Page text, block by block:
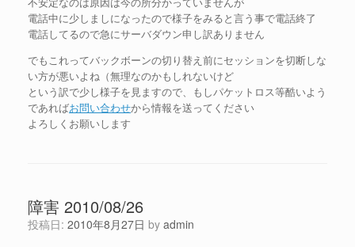
電話中に少しましになったので様子をみると言う事で電話終了
電話してるので急にサーバダウン申し訳ありません
でもこれってバックボーンの切り替え前にセッションを切断しな
い方が悪いよね（無理なのかもしれないけど
という訳で少し様子を見ますので、もしパケットロス等酷いよう
であればお問い合わせから情報を送ってください
よろしくお願いします
障害 2010/08/26
投稿日: 2010年8月27日 by admin